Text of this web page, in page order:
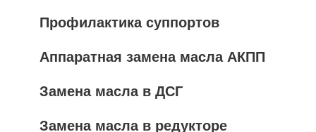
Профилактика суппортов
Аппаратная замена масла АКПП
Замена масла в ДСГ
Замена масла в редукторе